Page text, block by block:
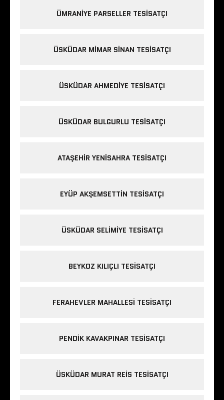
ÜMRANIYE PARSELLER TESISATÇI
ÜSKÜDAR MIMAR SINAN TESISATÇI
ÜSKÜDAR AHMEDIYE TESISATÇI
ÜSKÜDAR BULGURLU TESISATÇI
ATAŞEHIR YENISAHRA TESISATÇI
EYÜP AKŞEMSETTIN TESISATÇI
ÜSKÜDAR SELIMIYE TESISATÇI
BEYKOZ KILIÇLI TESISATÇI
FERAHEVLER MAHALLESI TESISATÇI
PENDIK KAVAKPINAR TESISATÇI
ÜSKÜDAR MURAT REIS TESISATÇI